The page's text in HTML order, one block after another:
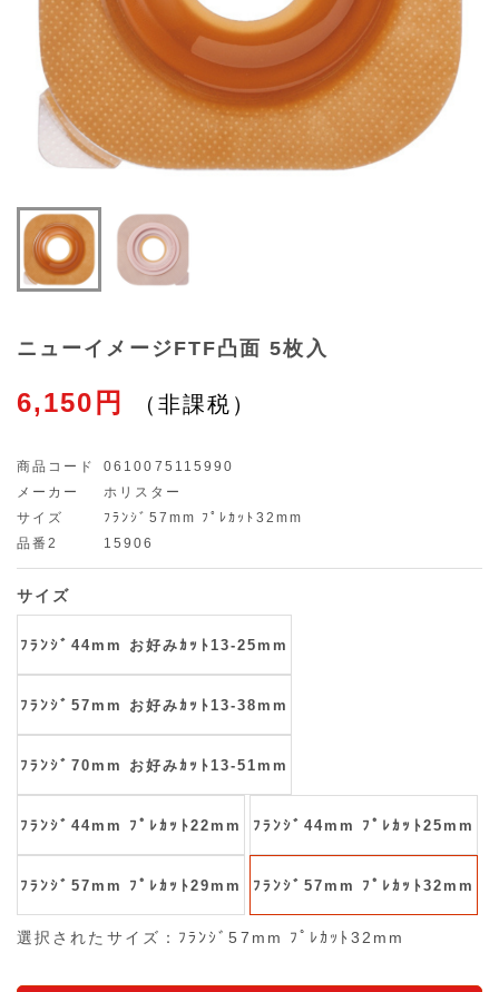
ニューイメージFTF凸面 5枚入
6,150円
商品コード
0610075115990
メーカー
ホリスター
サイズ
ﾌﾗﾝｼﾞ57mm ﾌﾟﾚｶｯﾄ32mm
品番2
15906
サイズ
ﾌﾗﾝｼﾞ44mm お好みｶｯﾄ13-25mm
ﾌﾗﾝｼﾞ57mm お好みｶｯﾄ13-38mm
ﾌﾗﾝｼﾞ70mm お好みｶｯﾄ13-51mm
ﾌﾗﾝｼﾞ44mm ﾌﾟﾚｶｯﾄ22mm ﾌﾗﾝｼﾞ44mm ﾌﾟﾚｶｯﾄ25mm
ﾌﾗﾝｼﾞ57mm ﾌﾟﾚｶｯﾄ29mm ﾌﾗﾝｼﾞ57mm ﾌﾟﾚｶｯﾄ32mm
選択されたサイズ：ﾌﾗﾝｼﾞ57mm ﾌﾟﾚｶｯﾄ32mm